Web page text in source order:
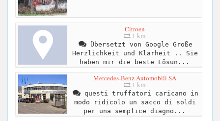
Citroen
1 km
Übersetzt von Google Große
Herzlichkeit und Klarheit .. Sie
haben mir die beste Lösun...
Mercedes-Benz Automobili SA
1 km
questi truffatori caricano in
modo ridicolo un sacco di soldi
per una semplice diagno...